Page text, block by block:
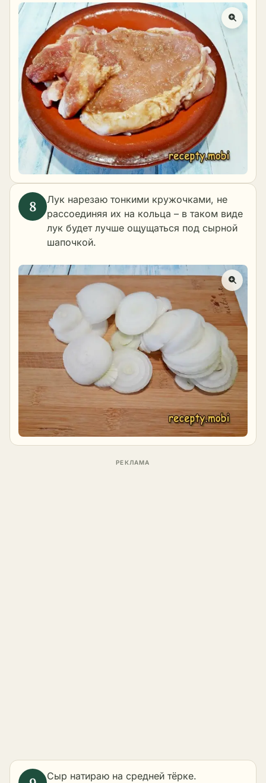
Лук нарезаю тонкими кружочками, не
рассоединяя их на кольца – в таком виде
лук будет лучше ощущаться под сырной
шапочкой.
Сыр натираю на средней тёрке.